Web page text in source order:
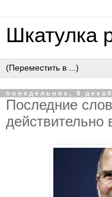
Шкатулка
понедельник, 9
Последние
действительно